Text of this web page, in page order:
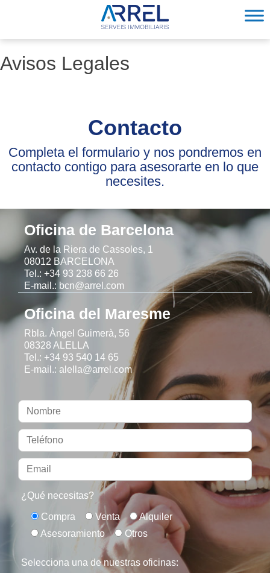
ARREL
Avisos Legales
Contacto
Completa el formulario y nos pondremos en
contacto contigo para asesorarte en lo que
necesites.
Oficina de Barcelona
Av. de la Riera de Cassoles, 1
08012 BARCELONA
Tel.: +34 93 238 66 26
E-mail.: bcn@arrel.com
Oficina del Maresme
Rbla. Àngel Guimerà, 56
08328 ALELLA
Tel.: +34 93 540 14 65
E-mail.: alella@arrel.com
¿Qué necesitas?
Compra Venta
Alquiler
Asesoramiento
Otros
Selecciona una de nuestras oficinas: